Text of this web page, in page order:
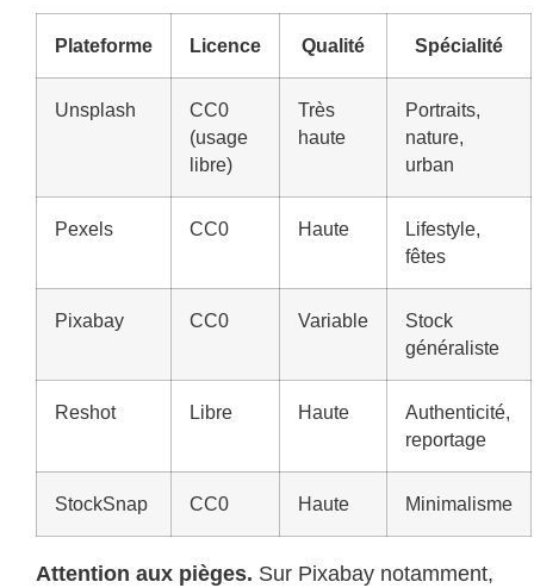
Plateforme Licence Qualité Spécialité
Unsplash
CC0
(usage
libre)
Très
haute
Portraits,
nature,
urban
Pexels CC0 Haute
Lifestyle,
fêtes
Pixabay CC0 Variable
Stock
généraliste
Reshot Libre Haute
Authenticité,
reportage
StockSnap CC0 Haute Minimalisme
Attention aux pièges. Sur Pixabay notamment,